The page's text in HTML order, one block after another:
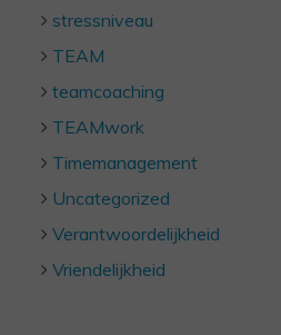
stressniveau
TEAM
teamcoaching
TEAMwork
Timemanagement
Uncategorized
Verantwoordelijkheid
Vriendelijkheid